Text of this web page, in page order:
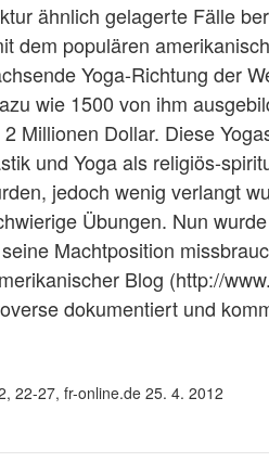
ähnlich gelagerte Fälle
dem populären
Yoga-Richtung der
wie 1500 von ihm
Millionen Dollar. Diese
und Yoga als religiös-
jedoch wenig verlangt
Übungen. Nun
Machtposition
Blog (http://
dokumentiert und
22-27, fr-online.de 25. 4. 2012